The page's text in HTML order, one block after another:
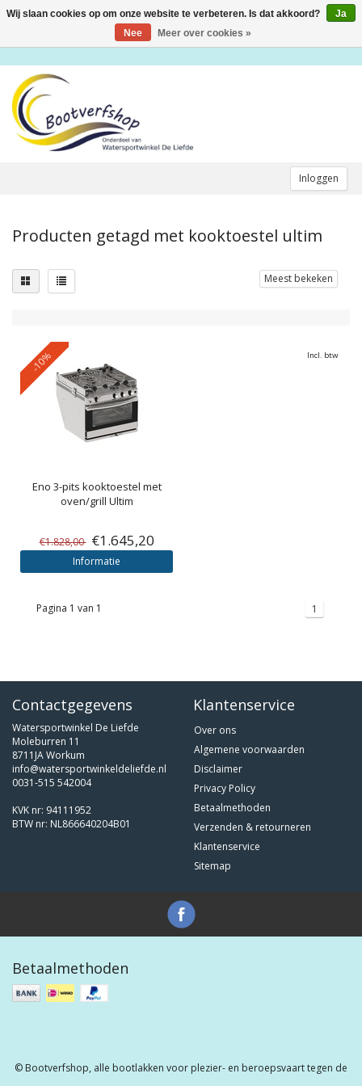
Inloggen
Toggle
Producten getagd met kooktoestel ultim
Meest bekeken
-10%
Eno 3-pits kooktoestel met
oven/grill Ultim
€1.828,00 €1.645,20
Informatie
Incl. btw
Pagina 1 van 1 1
Contactgegevens
Watersportwinkel De Liefde
Moleburren 11
8711JA Workum
info@watersportwinkeldeliefde.nl
0031-515 542004
KVK nr: 94111952
BTW nr: NL866640204B01
Klantenservice
Over ons
Algemene voorwaarden
Disclaimer
Privacy Policy
Betaalmethoden
Verzenden & retourneren
Klantenservice
Sitemap
Betaalmethoden
© Bootverfshop, alle bootlakken voor plezier- en beroepsvaart tegen de
Wij slaan cookies op om onze website te verbeteren. Is dat akkoord?
Ja
Nee
Meer over cookies »